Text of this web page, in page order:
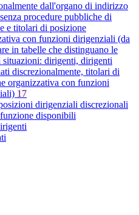
dall'organo di indirizzo
procedure pubbliche di
e titolari di posizione
con funzioni dirigenziali (da
in tabelle che distinguano le
situazioni: dirigenti, dirigenti
discrezionalmente, titolari di
organizzativa con funzioni
17
dirigenziali discrezionali
disponibili